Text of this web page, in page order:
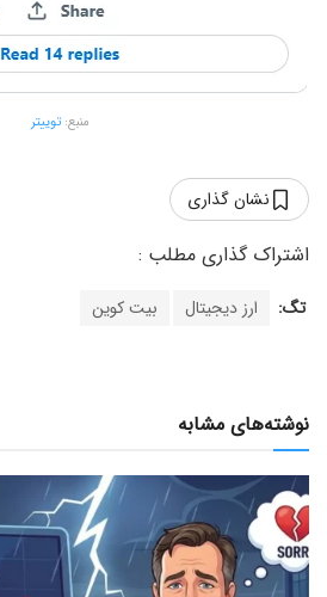
منبع:توییتر
نشان گذاری
تگ: ارز دیجیتال بیت کوین
نوشته‌های مشابه